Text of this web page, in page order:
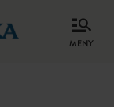
meny